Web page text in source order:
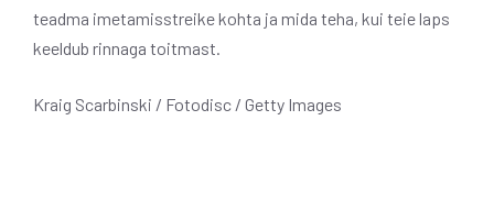
teadma imetamisstreike kohta ja mida teha, kui teie laps
keeldub rinnaga toitmast.
Kraig Scarbinski / Fotodisc / Getty Images